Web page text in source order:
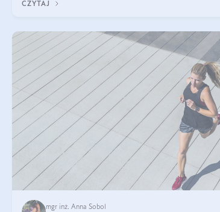
formie, byłby trudno strawialny. Aby był lepiej
CZYTAJ
mgr inż. Anna Sobol